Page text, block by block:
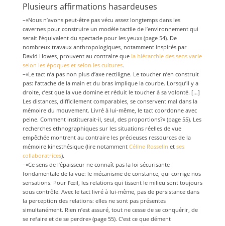
Plusieurs affirmations hasardeuses
–«Nous n’avons peut-être pas vécu assez longtemps dans les
cavernes pour construire un modèle tactile de l’environnement qui
serait l’équivalent du spectacle pour les yeux» (page 54). De
nombreux travaux anthropologiques, notamment inspirés par
David Howes, prouvent au contraire que la hiérarchie des sens varie
selon les époques et selon les cultures.
–«Le tact n’a pas non plus d’axe rectiligne. Le toucher n’en construit
pas: l’attache de la main et du bras implique la courbe. Lorsqu’il y a
droite, c’est que la vue domine et réduit le toucher à sa volonté. […]
Les distances, difficilement comparables, se conservent mal dans la
mémoire du mouvement. Livré à lui-même, le tact coordonne avec
peine. Comment instituerait-il, seul, des proportions?» (page 55). Les
recherches ethnographiques sur les situations réelles de vue
empêchée montrent au contraire les précieuses ressources de la
mémoire kinesthésique (lire notamment Céline Rosselin et ses
collaboratrices).
–«Ce sens de l’épaisseur ne connaît pas la loi sécurisante
fondamentale de la vue: le mécanisme de constance, qui corrige nos
sensations. Pour l’œil, les relations qui tissent le milieu sont toujours
sous contrôle. Avec le tact livré à lui-même, pas de persistance dans
la perception des relations: elles ne sont pas présentes
simultanément. Rien n’est assuré, tout ne cesse de se conquérir, de
se refaire et de se perdre» (page 55). C’est ce que dément